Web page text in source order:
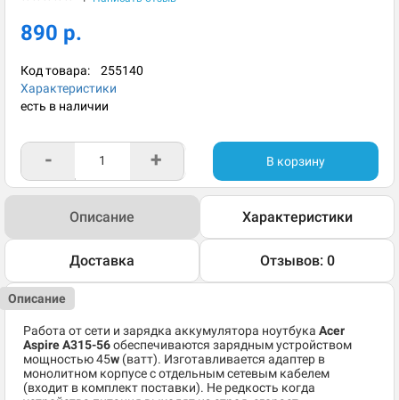
890 р.
Код товара: 255140
Характеристики
есть в наличии
- + В корзину
Описание Характеристики
Доставка Отзывов: 0
Описание
Работа от сети и зарядка аккумулятора ноутбука Acer
Aspire A315-56обеспечиваются зарядным устройством
мощностью 45w (ватт). Изготавливается адаптер в
монолитном корпусе с отдельным сетевым кабелем
(входит в комплект поставки). Не редкость когда